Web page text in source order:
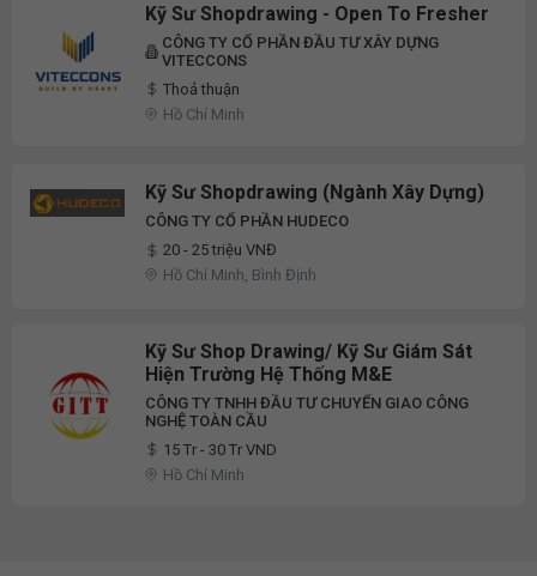
Kỹ Sư Shopdrawing - Open To Fresher
CÔNG TY CỔ PHẦN ĐẦU TƯ XÂY DỰNG
VITECCONS
Thoả thuận
Hồ Chí Minh
Kỹ Sư Shopdrawing (Ngành Xây Dựng)
CÔNG TY CỔ PHẦN HUDECO
20 - 25 triệu VNĐ
Hồ Chí Minh, Bình Định
Kỹ Sư Shop Drawing/ Kỹ Sư Giám Sát
Hiện Trường Hệ Thống M&E
CÔNG TY TNHH ĐẦU TƯ CHUYỂN GIAO CÔNG
NGHỆ TOÀN CẦU
15 Tr - 30 Tr VND
Hồ Chí Minh